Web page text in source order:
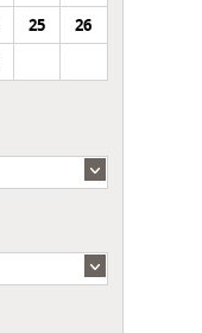
25
26